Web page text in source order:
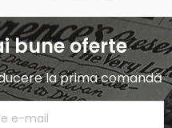
bune oferte
la prima comandă